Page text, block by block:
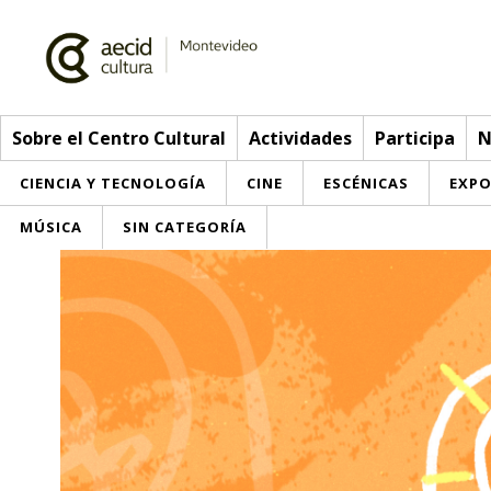
Sobre el Centro Cultural Actividades Participa
CIENCIA Y TECNOLOGÍA CINE ESCÉNICAS
MÚSICA SIN CATEGORÍA
Sobre el Centro Cultural
Red AECID
Instalaciones
Visítanos
Actividades
> Go to Actividades
This week
Inscriptions
Envíanos tu propuesta
Buzón de sugerencias
Noticias
Convocatorias